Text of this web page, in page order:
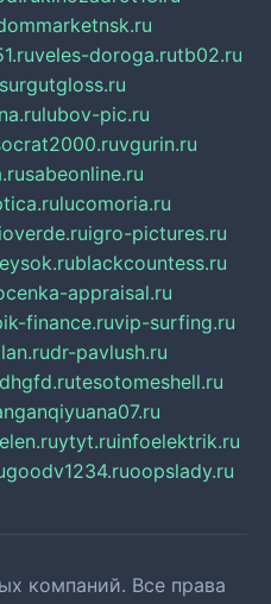
veles-doroga.rutb02.ru
surgutgloss.ru
lubov-pic.ru
vgurin.ru
sabeonline.ru
lucomoria.ru
igro-pictures.ru
blackcountess.ru
appraisal.ru
finance.ruvip-surfing.ru
dr-pavlush.ru
dhgfd.rutesotomeshell.ru
ytyt.ruinfoelektrik.ru
goodv1234.ruoopslady.ru
компаний. Все права